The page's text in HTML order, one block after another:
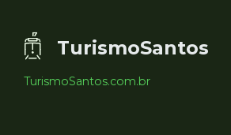
TurismoSantos
TurismoSantos.com.br